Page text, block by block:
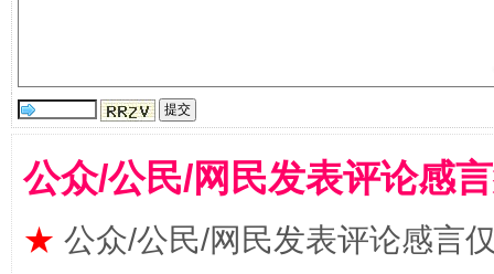
揭批美国五大"原罪" "炒
公众/公民/网民发表评论感
★ 公众/公民/网民发表评论感言